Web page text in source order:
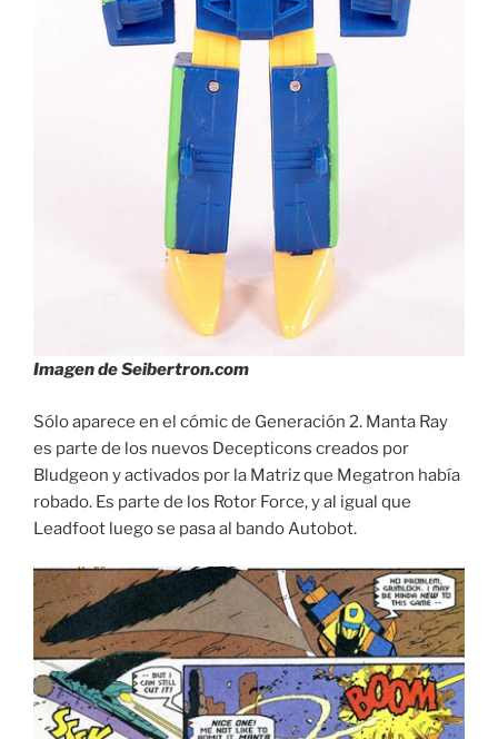
Imagen de Seibertron.com
Sólo aparece en el cómic de Generación 2. Manta Ray
es parte de los nuevos Decepticons creados por
Bludgeon y activados por la Matriz que Megatron había
robado. Es parte de los Rotor Force, y al igual que
Leadfoot luego se pasa al bando Autobot.